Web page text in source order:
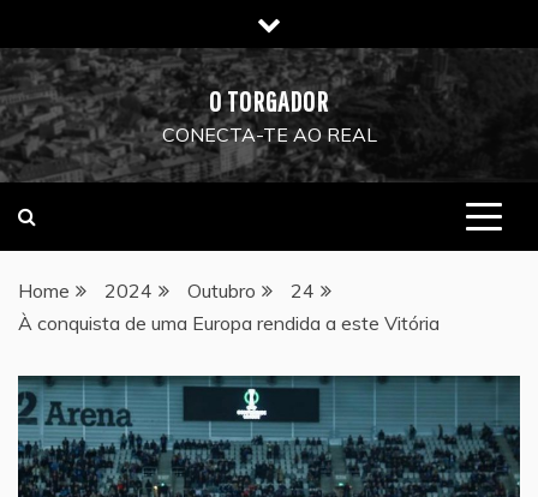
to
content
O TORGADOR
CONECTA-TE AO REAL
Home 2024 Outubro
24
À conquista de uma Europa rendida a este Vitória